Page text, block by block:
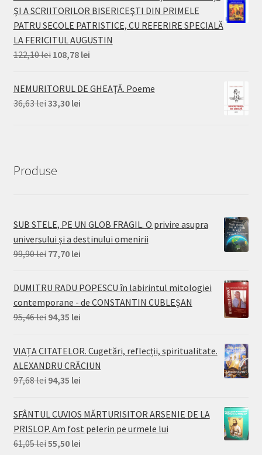
ŞI A SCRIITORILOR BISERICEŞTI DIN PRIMELE
PATRU SECOLE PATRISTICE, CU REFERIRE SPECIALĂ
LA FERICITUL AUGUSTIN
122,10lei Prețul
a
122,10 lei.
108,78 leiPrețul
este:
108,78 lei.
NEMURITORUL DE GHEAŢĂ. Poeme
36,63lei Prețul
33,30 leiPrețul
Produse
SUB STELE, PE UN GLOB FRAGIL. O privire asupra
universului și a destinului omenirii
99,90lei Prețul
a
99,90 lei.
77,70 leiPrețul
este:
77,70 lei.
DUMITRU RADU POPESCU în labirintul mitologiei
contemporane - de CONSTANTIN CUBLEȘAN
95,46lei Prețul
a
fost:
95,46 lei.
94,35 leiPrețul
este:
94,35 lei.
VIAȚA CITATELOR. Cugetări, reflecții, spiritualitate.
ALEXANDRU CRĂCIUN
97,68lei Prețul
a
fost:
97,68 lei.
94,35 leiPrețul
este:
94,35 lei.
SFÂNTUL CUVIOS MĂRTURISITOR ARSENIE DE LA
PRISLOP. Am fost pelerin pe urmele lui
61,05leiPrețul
55,50 leiPrețul